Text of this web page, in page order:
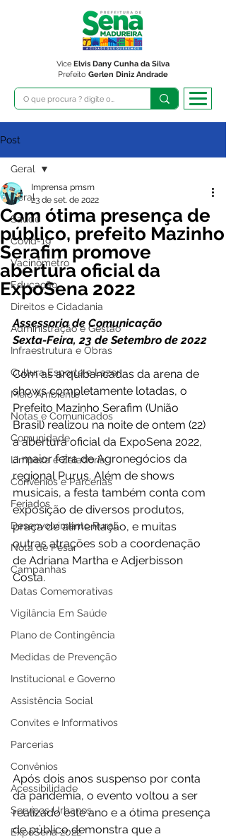
Prefeito Gerlen Diniz Andrade
Vice Elvis Dany Cunha da Silva
Post
Geral
Saúde
Covid-19
Vacinômetro
Educação
Direitos e Cidadania
Administração e Gestão
Infraestrutura e Obras
Cultura Esporte e Lazer
Meio Ambiente
Notas e Comunicados
Comunidade
Limpeza e Zeladoria
Convênios e Parcerias
Feriados
Desenvolvimento Rural
Nota de Pesar
Campanhas
Datas Comemorativas
Vigilância Em Saúde
Plano de Contingência
Medidas de Prevenção
Institucional e Governo
Assistência Social
Convites e Informativos
Parcerias
Convênios
Acessibilidade
Serviços Urbanos
ExpoSena 2022
Geral
Com ótima presença de
público, prefeito Mazinho
Serafim promove
abertura oficial da
ExpoSena 2022
Imprensa pmsm
23 de set. de 2022
Assessoria de Comunicação
Sexta-Feira, 23 de Setembro de 2022
Com as arquibancadas da arena de
shows completamente lotadas, o
Prefeito Mazinho Serafim (União
Brasil) realizou na noite de ontem (22)
a abertura oficial da ExpoSena 2022,
a maior feira de Agronegócios da
regional Purus. Além de shows
musicais, a festa também conta com
exposição de diversos produtos,
praça de alimentação, e muitas
outras atrações sob a coordenação
de Adriana Martha e Adjerbisson
Costa.
Após dois anos suspenso por conta
da pandemia, o evento voltou a ser
realizado este ano e a ótima presença
de público demonstra que a